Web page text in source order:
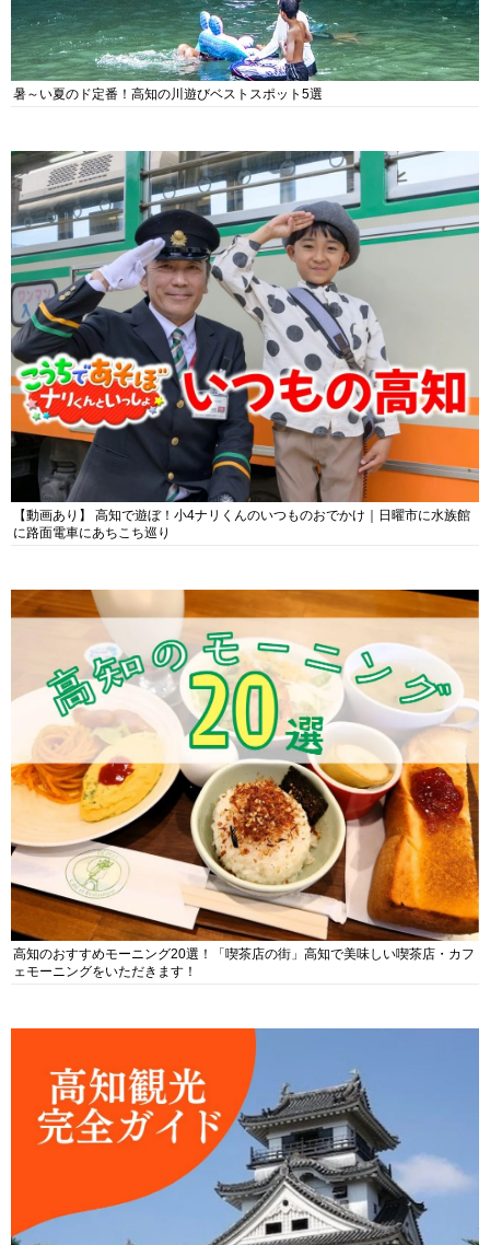
暑～い夏のド定番！高知の川遊びベストスポット5選
【動画あり】 高知で遊ぼ！小4ナリくんのいつものおでかけ｜日曜市に水族館
に路面電車にあちこち巡り
高知のおすすめモーニング20選！「喫茶店の街」高知で美味しい喫茶店・カフ
ェモーニングをいただきます！